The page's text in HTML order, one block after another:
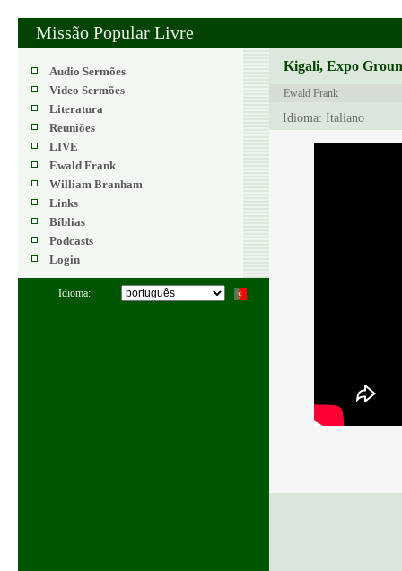
Missão Popular Livre
Audio Sermões
Video Sermões
Literatura
Reuniões
LIVE
Ewald Frank
William Branham
Links
Bíblias
Podcasts
Login
Idioma:
Kigali, Expo
Ewald Frank
Idioma: Italiano